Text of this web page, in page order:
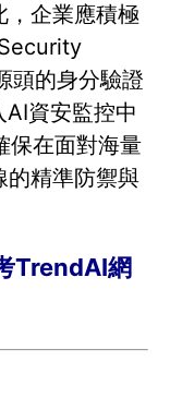
，企業應積極
頭的身分驗證
資安監控中
保在面對海量
的精準防禦與
TrendAI網